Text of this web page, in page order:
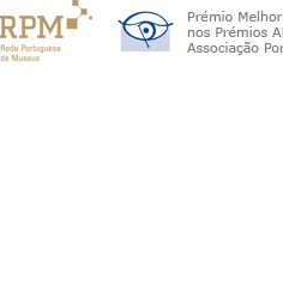
-XnL2LlXCrSHJZ_h3Q
Se quiser saber mais, aproveite para ler o